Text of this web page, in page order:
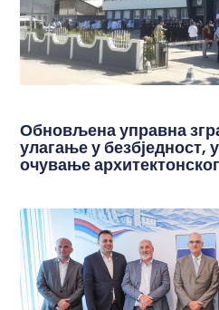
Обновљена управна
улагање у безбједност,
очување